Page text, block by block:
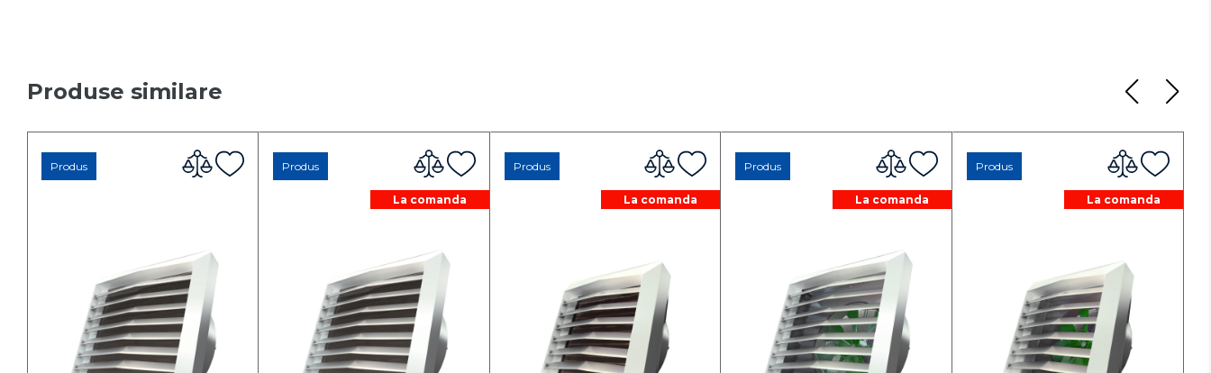
Produse similare
Produs
La comanda
Produs
La comanda
Produs
La comanda
Produs
La comanda
Produs